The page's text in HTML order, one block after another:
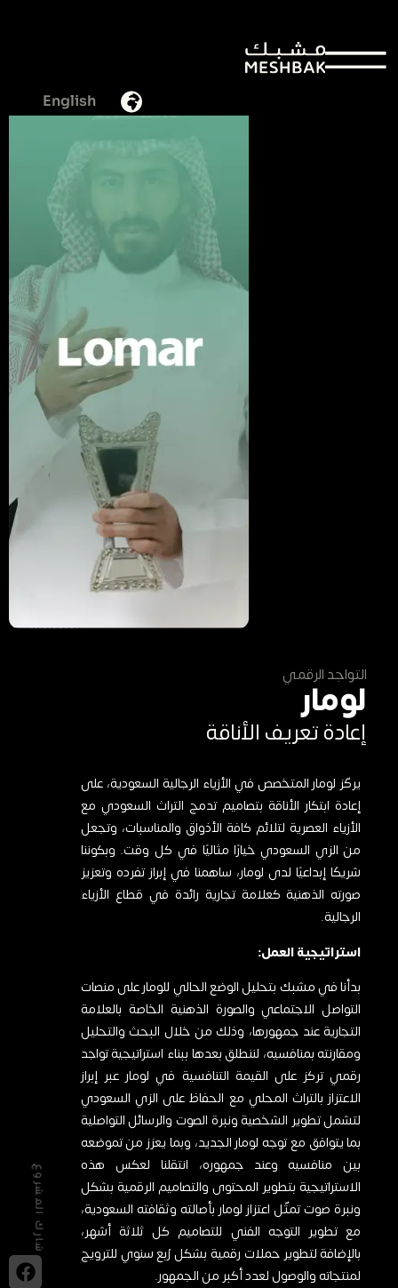
English
عودة الى المشاريع
التواجد الرقمي
لومار
إعادة تعريف الأناقة
يركّز لومار المتخصص في الأزياء الرجالية السعودية، على
إعادة ابتكار الأناقة بتصاميم تدمج التراث السعودي مع
الأزياء العصرية لتلائم كافة الأذواق والمناسبات، وتجعل
من الزي السعودي خيارًا مثاليًا في كل وقت. وبكوننا
شريكًا إبداعيًا لدى لومار، ساهمنا في إبراز تفرده وتعزيز
صورته الذهنية كعلامة تجارية رائدة في قطاع الأزياء
الرجالية.
استراتيجية العمل:
بدأنا في مشبك بتحليل الوضع الحالي للومار على منصات
التواصل الاجتماعي والصورة الذهنية الخاصة بالعلامة
التجارية عند جمهورها، وذلك من خلال البحث والتحليل
ومقارنته بمنافسيه، لننطلق بعدها ببناء استراتيجية تواجد
رقمي تركز على القيمة التنافسية في لومار عبر إبراز
الاعتزاز بالتراث المحلي مع الحفاظ على الزي السعودي
لتشمل تطوير الشخصية ونبرة الصوت والرسائل التواصلية
بما يتوافق مع توجه لومار الجديد، وبما يعزز من تموضعه
بين منافسيه وعند جمهوره، انتقلنا لعكس هذه
الاستراتيجية بتطوير المحتوى والتصاميم الرقمية بشكل
ونبرة صوت تمثّل اعتزاز لومار بأصالته وثقافته السعودية،
مع تطوير التوجه الفني للتصاميم كل ثلاثة أشهر،
بالإضافة لتطوير حملات رقمية بشكل رُبع سنوي للترويج
لمنتجاته والوصول لعدد أكبر من الجمهور.
شارك المشروع